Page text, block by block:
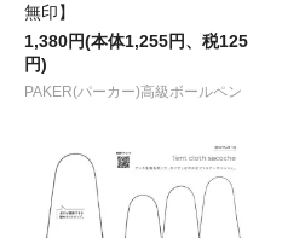
無印】
1,380円(本体1,255円、税125
円)
PAKER(パーカー)高級ボールペン